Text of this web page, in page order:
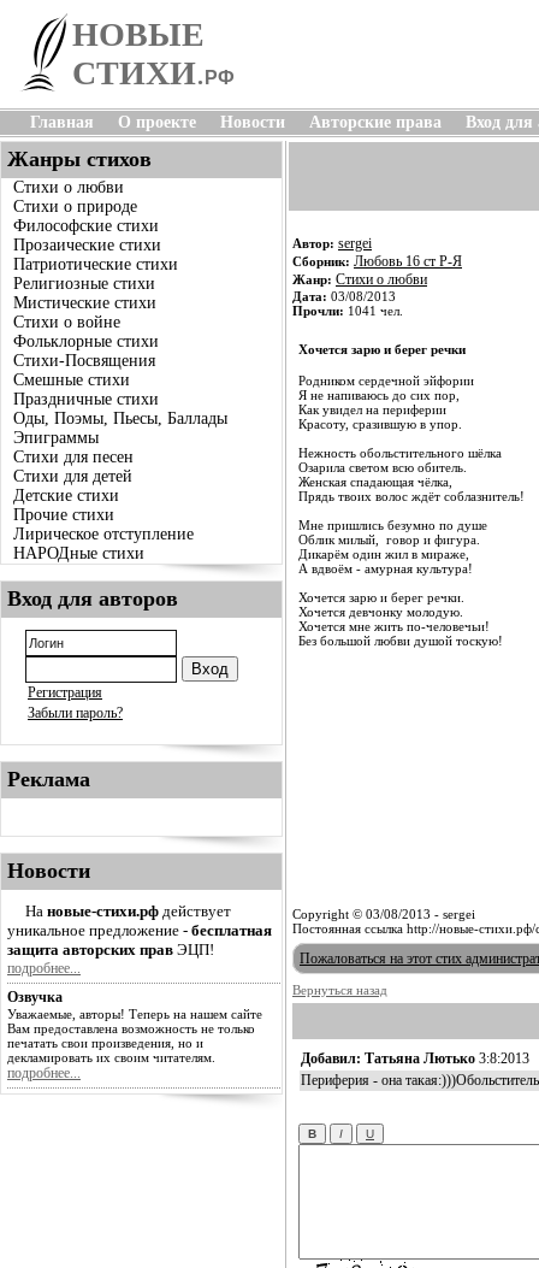
НОВЫЕ
СТИХИ. РФ
Главная О проекте Новости Авторские права Вход для
Жанры стихов
Стихи о любви
Стихи о природе
Философские стихи
Прозаические стихи
Патриотические стихи
Религиозные стихи
Мистические стихи
Стихи о войне
Фольклорные стихи
Стихи-Посвящения
Смешные стихи
Праздничные стихи
Оды, Поэмы, Пьесы, Баллады
Эпиграммы
Стихи для песен
Стихи для детей
Детские стихи
Прочие стихи
Лирическое отступление
НАРОДные стихи
Вход для авторов
Регистрация
Забыли пароль?
Реклама
Новости
На новые-стихи.рф действует
уникальное предложение - бесплатная
защита авторских прав ЭЦП!
подробнее...
Озвучка
Уважаемые, авторы! Теперь на нашем сайте
Вам предоставлена возможность не только
печатать свои произведения, но и
декламировать их своим читателям.
подробнее...
Автор: sergei
Сборник: Любовь 16 ст Р-Я
Жанр: Стихи о любви
Дата: 03/08/2013
Прочли: 1041 чел.
Хочется зарю и берег речки
Родником сердечной эйфории
Я не напиваюсь до сих пор,
Как увидел на периферии
Красоту, сразившую в упор.
Нежность обольстительного шёлка
Озарила светом всю обитель.
Женская спадающая чёлка,
Прядь твоих волос ждёт соблазнитель!
Мне пришлись безумно по душе
Облик милый, говор и фигура.
Дикарём один жил в мираже,
А вдвоём - амурная культура!
Хочется зарю и берег речки.
Хочется девчонку молодую.
Хочется мне жить по-человечьи!
Без большой любви душой тоскую!
Copyright © 03/08/2013 - sergei
Постоянная ссылка http://новые-стихи.рф/
Пожаловаться на этот стих
Вернуться назад
Добавил: Татьяна Лютько 3:8:2013
Периферия - она